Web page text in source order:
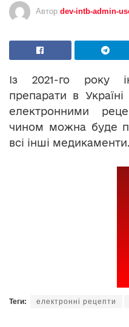
Автор dev-intb-admin-
Із 2021-го року
препарати в
електронними
чином можна буде
всі інші медикаменти.
Теги: електронні рецепти